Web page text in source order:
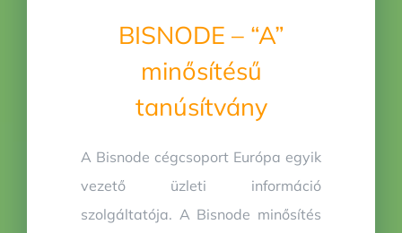
BISNODE – “A”
minősítésű
tanúsítvány
A Bisnode cégcsoport Európa egyik
vezető üzleti információ
szolgáltatója. A Bisnode minősítés